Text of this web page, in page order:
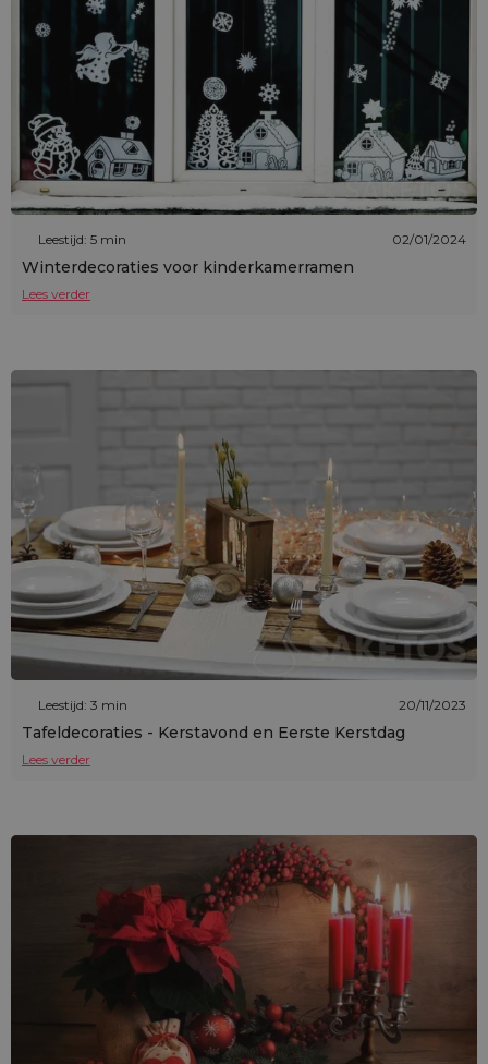
Leestijd: 5 min 02/01/2024
Winterdecoraties voor kinderkamerramen
Lees verder
Leestijd: 3 min 20/11/2023
Tafeldecoraties - Kerstavond en Eerste Kerstdag
Lees verder